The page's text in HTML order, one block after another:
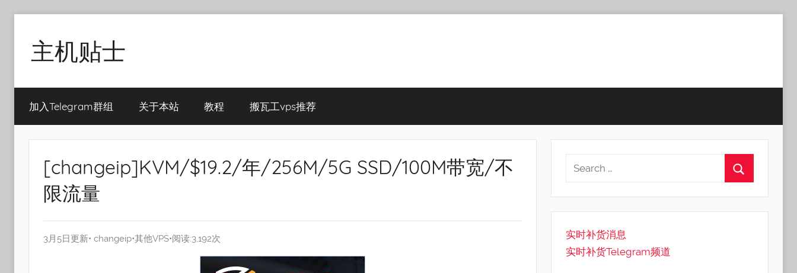
content
主机贴士
瓦
工|BandwagonHost
加入Telegram群组 关于本站 教程 搬瓦工vps推荐
[changeip]KVM/$19.2/年/256M/5G SSD/100M带宽/不
限流量
3月5日更新• changeip•其他VPS•阅读:3,192次
实时补货消息
实时补货Telegram频道